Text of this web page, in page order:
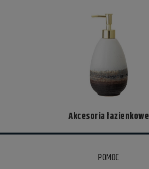
Akcesoria łazienkowe
POMOC